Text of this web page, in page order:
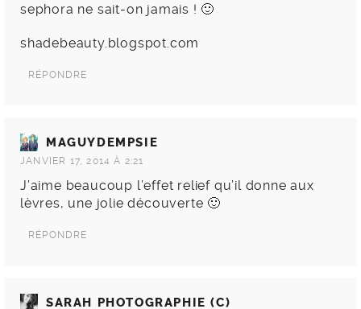
sephora ne sait-on jamais ! 🙂
shadebeauty.blogspot.com
RÉPONDRE
MAGUYDEMPSIE
JANVIER 17, 2014 À 2:21
J’aime beaucoup l’effet relief qu’il donne aux
lèvres, une jolie découverte 🙂
RÉPONDRE
SARAH PHOTOGRAPHIE (C)